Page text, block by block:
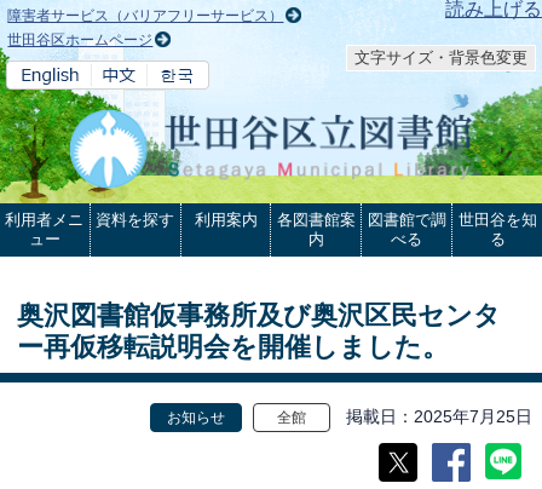
本文へ 読み上げる
障害者サービス（バリアフリーサービス）
世田谷区ホームページ
文字サイズ・背景色変更
利用者メニ
ュー
資料を探す 利用案内
各図書館案
内
図書館で調
べる
世田谷を知
る
奥沢図書館仮事務所及び奥沢区民センタ
ー再仮移転説明会を開催しました。
お知らせ 全館 掲載日 2025年7月25日